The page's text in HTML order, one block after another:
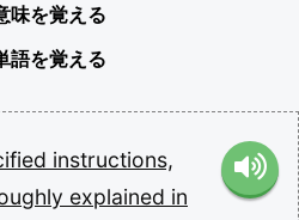
味を覚える
語を覚える
instructions,
explained in